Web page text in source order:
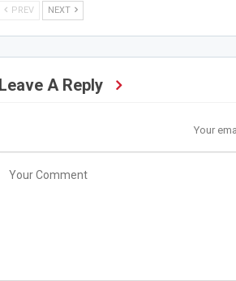
PREV NEXT
Leave A Reply
Your